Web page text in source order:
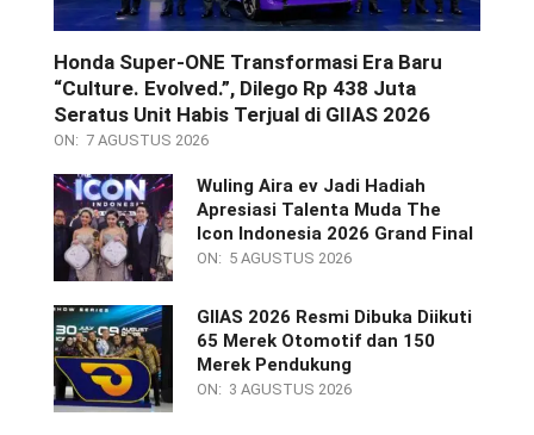
Honda Super-ONE Transformasi Era Baru
“Culture. Evolved.”, Dilego Rp 438 Juta
Seratus Unit Habis Terjual di GIIAS 2026
ON: 7 AGUSTUS 2026
Wuling Aira ev Jadi Hadiah
Apresiasi Talenta Muda The
Icon Indonesia 2026 Grand Final
ON: 5 AGUSTUS 2026
GIIAS 2026 Resmi Dibuka Diikuti
65 Merek Otomotif dan 150
Merek Pendukung
ON: 3 AGUSTUS 2026